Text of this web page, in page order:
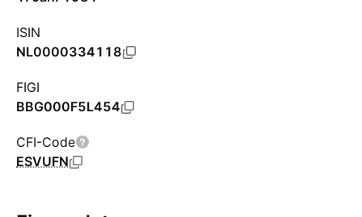
ISIN
NL0000334118
FIGI
BBG000F5L454
CFI-Code
ESVUFN